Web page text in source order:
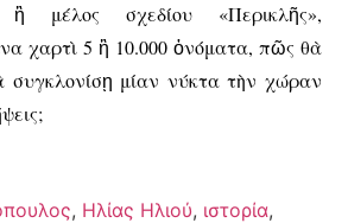
μέλος σχεδίου «Περικλῆς»,
χαρτὶ 5 ἢ 10.000 ὀνόματα, πῶς θὰ
συγκλονίσῃ μίαν νύκτα τὴν χώραν
, Ηλίας Ηλιού, ιστορία,